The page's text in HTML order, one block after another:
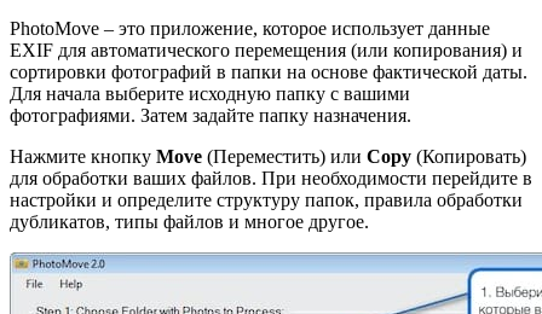
PhotoMove – это приложение, которое использует данные
EXIF ​​для автоматического перемещения (или копирования) и
сортировки фотографий в папки на основе фактической даты.
Для начала выберите исходную папку с вашими
фотографиями. Затем задайте папку назначения.
Нажмите кнопку Move (Переместить) или Copy (Копировать)
для обработки ваших файлов. При необходимости перейдите в
настройки и определите структуру папок, правила обработки
дубликатов, типы файлов и многое другое.